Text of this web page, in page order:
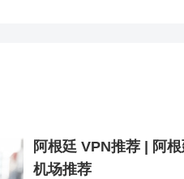
阿根廷 VPN推荐 | 阿
机场推荐